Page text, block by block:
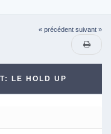
« précédent suivant »
LE HOLD UP